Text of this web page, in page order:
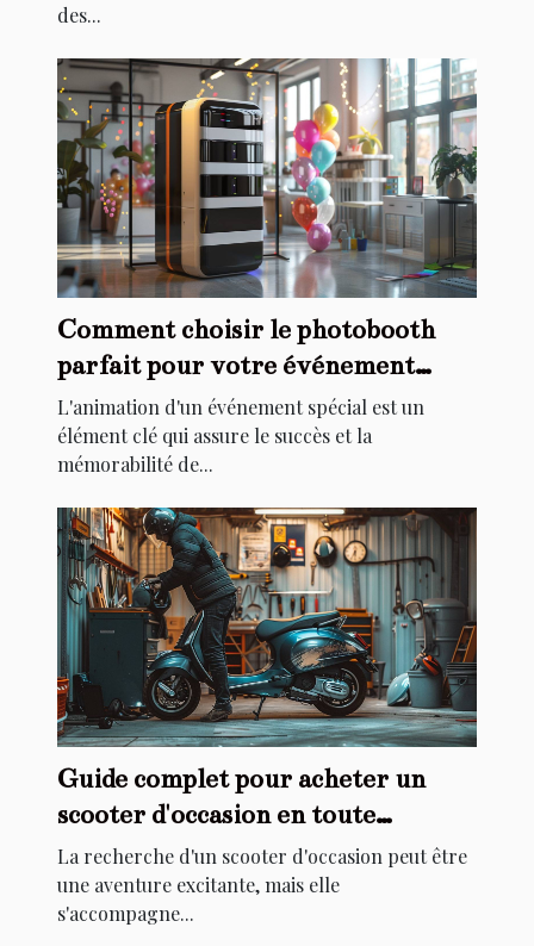
des...
Comment choisir le photobooth
parfait pour votre événement
spécial
L'animation d'un événement spécial est un
élément clé qui assure le succès et la
mémorabilité de...
Guide complet pour acheter un
scooter d'occasion en toute
sécurité
La recherche d'un scooter d'occasion peut être
une aventure excitante, mais elle
s'accompagne...